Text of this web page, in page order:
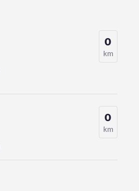
0
km
0
km